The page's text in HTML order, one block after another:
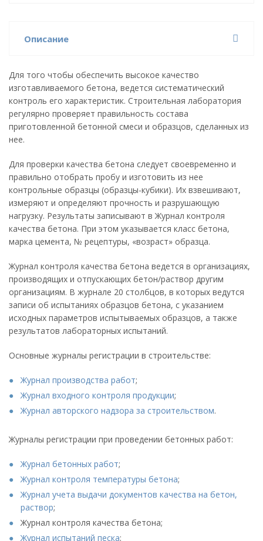
Описание
Для того чтобы обеспечить высокое качество
изготавливаемого бетона, ведется систематический
контроль его характеристик. Строительная лаборатория
регулярно проверяет правильность состава
приготовленной бетонной смеси и образцов, сделанных из
нее.
Для проверки качества бетона следует своевременно и
правильно отобрать пробу и изготовить из нее
контрольные образцы (образцы-кубики). Их взвешивают,
измеряют и определяют прочность и разрушающую
нагрузку. Результаты записывают в Журнал контроля
качества бетона. При этом указывается класс бетона,
марка цемента, № рецептуры, «возраст» образца.
Журнал контроля качества бетона ведется в организациях,
производящих и отпускающих бетон/раствор другим
организациям. В журнале 20 столбцов, в которых ведутся
записи об испытаниях образцов бетона, с указанием
исходных параметров испытываемых образцов, а также
результатов лабораторных испытаний.
Основные журналы регистрации в строительстве:
Журнал производства работ;
Журнал входного контроля продукции;
Журнал авторского надзора за строительством.
Журналы регистрации при проведении бетонных работ:
Журнал бетонных работ;
Журнал контроля температуры бетона;
Журнал учета выдачи документов качества на бетон,
раствор;
Журнал контроля качества бетона;
Журнал испытаний песка;